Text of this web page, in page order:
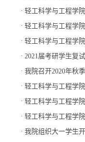
· 轻工科学与工程学
· 轻工科学与工程学
· 轻工科学与工程学
· 2021届考研学生复
· 我院召开2020年秋
· 轻工科学与工程学
· 轻工科学与工程学
· 轻工科学与工程学
· 我院组织大一学生